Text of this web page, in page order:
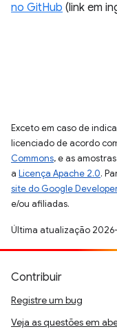
no GitHub (link em
Exceto em caso de
licenciado de acordo
Commons, e as
a Licença Apache 2.0.
site do Google
e/ou afiliadas.
Última atualização
Contribuir
Registre um bug
Veja as questões em